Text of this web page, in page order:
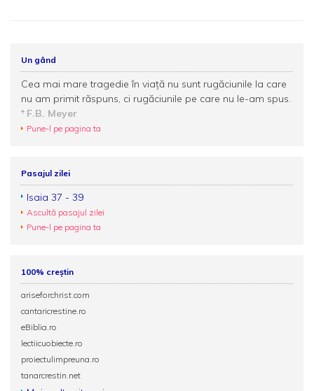
Un gând
Cea mai mare tragedie în viaţă nu sunt rugăciunile la care
nu am primit răspuns, ci rugăciunile pe care nu le-am spus.
F.B. Meyer
Pune-l pe pagina ta
Pasajul zilei
Isaia 37 - 39
Ascultă pasajul zilei
Pune-l pe pagina ta
100% creștin
ariseforchrist.com
cantaricrestine.ro
eBiblia.ro
lectiicuobiecte.ro
proiectulimpreuna.ro
tanarcrestin.net